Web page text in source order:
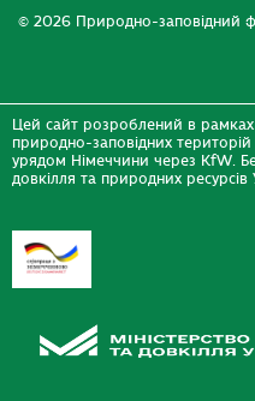
© 2026 Природно-заповідний
Цей сайт розроблений в рамках
природно-заповідних територій
урядом Німеччини через KfW.
довкілля та природних ресурсів